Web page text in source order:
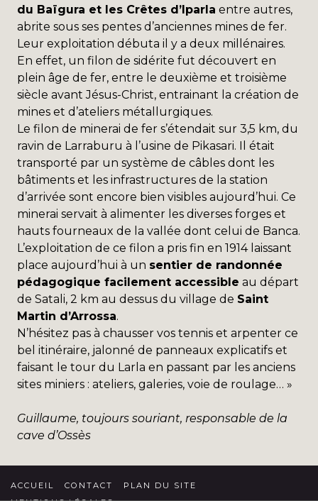
du Baïgura et les Crêtes d’Iparla entre autres,
abrite sous ses pentes d’anciennes mines de fer.
Leur exploitation débuta il y a deux millénaires.
En effet, un filon de sidérite fut découvert en
plein âge de fer, entre le deuxième et troisième
siècle avant Jésus-Christ, entrainant la création de
mines et d’ateliers métallurgiques.
Le filon de minerai de fer s’étendait sur 3,5 km, du
ravin de Larraburu à l’usine de Pikasari. Il était
transporté par un système de câbles dont les
bâtiments et les infrastructures de la station
d’arrivée sont encore bien visibles aujourd’hui. Ce
minerai servait à alimenter les diverses forges et
hauts fourneaux de la vallée dont celui de Banca.
L’exploitation de ce filon a pris fin en 1914 laissant
place aujourd’hui à un sentier de randonnée
pédagogique facilement accessible au départ
de Satali, 2 km au dessus du village de Saint
Martin d’Arrossa.
N’hésitez pas à chausser vos tennis et arpenter ce
bel itinéraire, jalonné de panneaux explicatifs et
faisant le tour du Larla en passant par les anciens
sites miniers : ateliers, galeries, voie de roulage… »
Guillaume, toujours souriant, responsable de la
cave d’Ossès
ACCUEIL CONTACT
PLAN DU SITE